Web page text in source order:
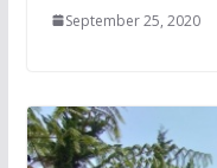
September 25, 2020